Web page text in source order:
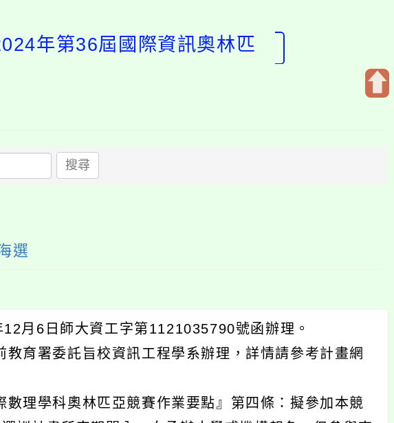
年第36屆國際資訊奧林匹
搜尋
選
月6日師大資工字第1121035790號函辦理。
育署委託旨校資訊工程學系辦理，詳情請參考計畫網
理學科奧林匹亞競賽作業要點』第四條：擬參加本競